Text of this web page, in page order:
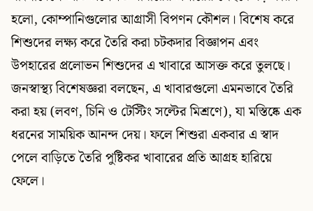
হলো, কোম্পানিগুলোর আগ্রাসী বিপণন কৌশল। বিশেষ করে
শিশুদের লক্ষ্য করে তৈরি করা চটকদার বিজ্ঞাপন এবং
উপহারের প্রলোভন শিশুদের এ খাবারে আসক্ত করে তুলছে।
জনস্বাস্থ্য বিশেষজ্ঞরা বলছেন, এ খাবারগুলো এমনভাবে তৈরি
করা হয় (লবণ, চিনি ও টেস্টিং সল্টের মিশ্রণে), যা মস্তিষ্কে এক
ধরনের সাময়িক আনন্দ দেয়। ফলে শিশুরা একবার এ স্বাদ
পেলে বাড়িতে তৈরি পুষ্টিকর খাবারের প্রতি আগ্রহ হারিয়ে
ফেলে।